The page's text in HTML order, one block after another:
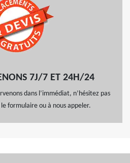
7J/7 ET 24H/24
dans l’immédiat, n’hésitez pas
formulaire ou à nous appeler.